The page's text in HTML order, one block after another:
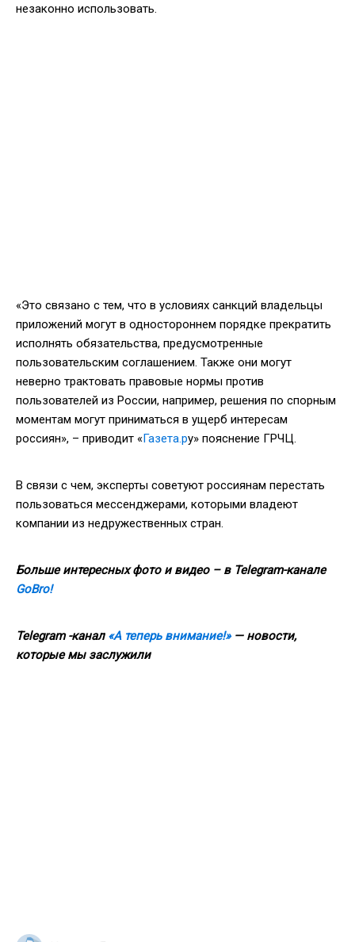
незаконно использовать.
«Это связано с тем, что в условиях санкций владельцы
приложений могут в одностороннем порядке прекратить
исполнять обязательства, предусмотренные
пользовательским соглашением. Также они могут
неверно трактовать правовые нормы против
пользователей из России, например, решения по спорным
моментам могут приниматься в ущерб интересам
россиян», – приводит «Газета.ру» пояснение ГРЧЦ.
В связи с чем, эксперты советуют россиянам перестать
пользоваться мессенджерами, которыми владеют
компании из недружественных стран.
Больше интересных фото и видео – в Telegram-канале
GoBro!
Telegram -канал «А теперь внимание!»— новости,
которые мы заслужили